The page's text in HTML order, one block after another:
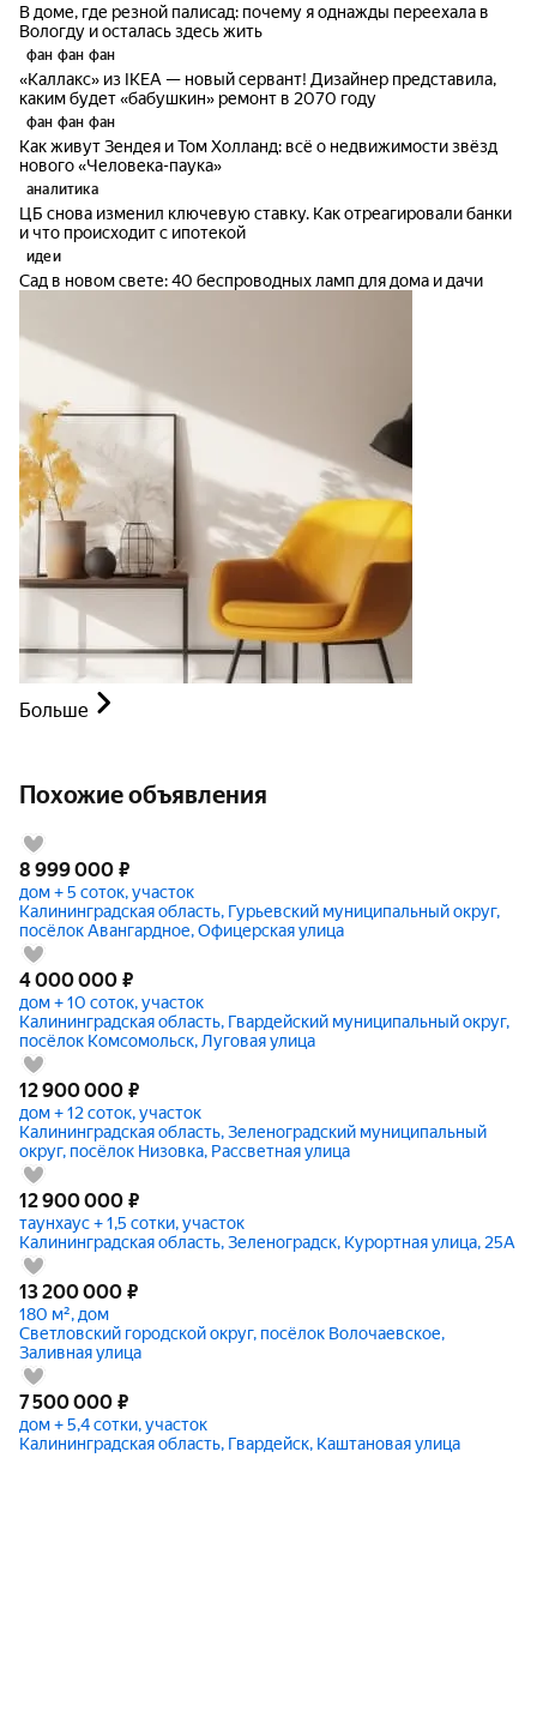
В доме, где резной палисад: почему я однажды переехала в
Вологду и осталась здесь жить
фан фан фан
«Каллакс» из IKEA — новый сервант! Дизайнер представила,
каким будет «бабушкин» ремонт в 2070 году
фан фан фан
Как живут Зендея и Том Холланд: всё о недвижимости звёзд
нового «Человека-паука»
аналитика
ЦБ снова изменил ключевую ставку. Как отреагировали банки
и что происходит с ипотекой
идеи
Сад в новом свете: 40 беспроводных ламп для дома и дачи
Больше
Похожие объявления
8 999 000 ₽
дом + 5 соток, участок
Калининградская область, Гурьевский муниципальный округ,
посёлок Авангардное, Офицерская улица
4 000 000 ₽
дом + 10 соток, участок
Калининградская область, Гвардейский муниципальный округ,
посёлок Комсомольск, Луговая улица
12 900 000 ₽
дом + 12 соток, участок
Калининградская область, Зеленоградский муниципальный
округ, посёлок Низовка, Рассветная улица
12 900 000 ₽
таунхаус + 1,5 сотки, участок
Калининградская область, Зеленоградск, Курортная улица, 25А
13 200 000 ₽
180 м², дом
Светловский городской округ, посёлок Волочаевское,
Заливная улица
7 500 000 ₽
дом + 5,4 сотки, участок
Калининградская область, Гвардейск, Каштановая улица